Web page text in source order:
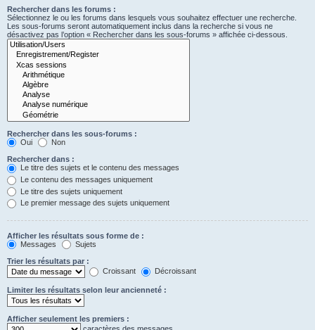
Rechercher dans les forums :
Sélectionnez le ou les forums dans lesquels vous souhaitez effectuer une recherche.
Les sous-forums seront automatiquement inclus dans la recherche si vous ne
désactivez pas l’option « Rechercher dans les sous-forums » affichée ci-dessous.
Rechercher dans les sous-forums :
Oui
Non
Rechercher dans :
Le titre des sujets et le contenu des messages
Le contenu des messages uniquement
Le titre des sujets uniquement
Le premier message des sujets uniquement
Afficher les résultats sous forme de :
Messages
Sujets
Trier les résultats par :
Croissant
Décroissant
Limiter les résultats selon leur ancienneté :
Afficher seulement les premiers :